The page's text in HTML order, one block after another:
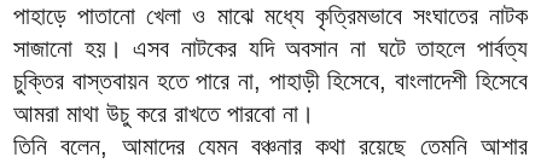
পাহাড়ে পাতানো খেলা ও মাঝে মধ্যে কৃত্রিমভাবে সংঘাতের নাটক
সাজানো হয়। এসব নাটকের যদি অবসান না ঘটে তাহলে পার্বত্য
চুক্তির বাস্তবায়ন হতে পারে না, পাহাড়ী হিসেবে, বাংলাদেশী হিসেবে
আমরা মাথা উচু করে রাখতে পারবো না।
তিনি বলেন, আমাদের যেমন বঞ্চনার কথা রয়েছে তেমনি আশার